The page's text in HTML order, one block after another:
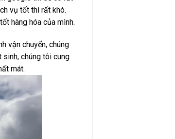
vụ tốt thì rất khó.
hàng hóa của mình.
vận chuyển, chúng
sinh, chúng tôi cung
mát.